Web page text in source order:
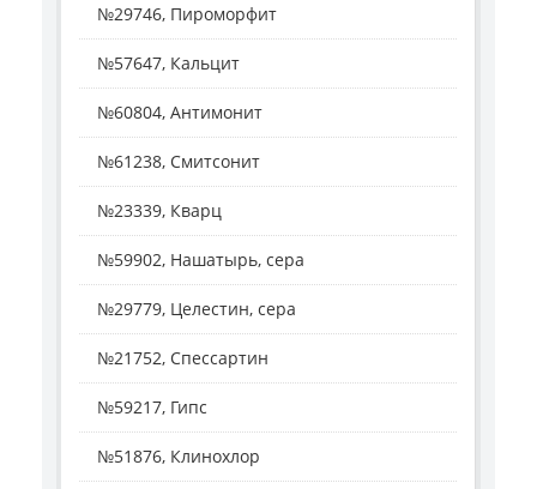
№29746, Пироморфит
№57647, Кальцит
№60804, Антимонит
№61238, Смитсонит
№23339, Кварц
№59902, Нашатырь, сера
№29779, Целестин, сера
№21752, Спессартин
№59217, Гипс
№51876, Клинохлор